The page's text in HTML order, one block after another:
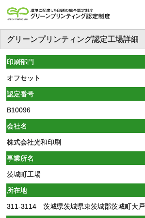
グリーンプリンティング認定工場詳細
印刷部門
オフセット
認定番号
B10096
会社名
株式会社光和印刷
事業所名
茨城町工場
所在地
311-3114 茨城県茨城県東茨城郡茨城町大